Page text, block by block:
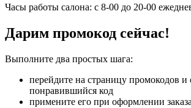
Часы работы салона: с 8-00 до 20-00
Дарим промокод сейчас!
Выполните два простых шага:
перейдите на страницу промокодов и
понравившийся код
примените его при оформлении заказа